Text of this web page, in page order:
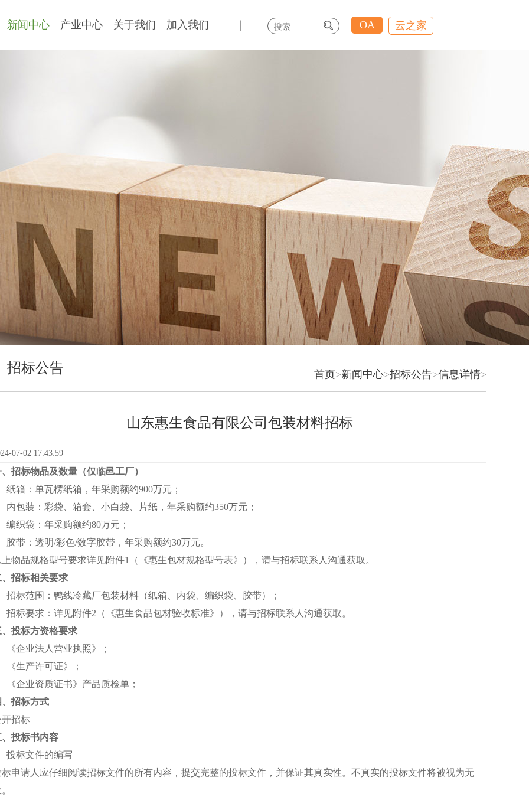
新闻中心 产业中心 关于我们 加入我们 OA 云之家
招标公告 首页>新闻中心>招标公告>信息详情>
山东惠生食品有限公司包装材料招标
07-02 17:43:59
招标物品及数量（仅临邑工厂）
纸箱：单瓦楞纸箱，年采购额约900万元；
内包装：彩袋、箱套、小白袋、片纸，年采购额约350万元；
编织袋：年采购额约80万元；
胶带：透明/彩色/数字胶带，年采购额约30万元。
物品规格型号要求详见附件1（《惠生包材规格型号表》），请与招标联系人沟通获取。
、招标相关要求
招标范围：鸭线冷藏厂包装材料（纸箱、内袋、编织袋、胶带）；
招标要求：详见附件2（《惠生食品包材验收标准》），请与招标联系人沟通获取。
、投标方资格要求
《企业法人营业执照》；
《生产许可证》；
《企业资质证书》产品质检单；
、招标方式
开招标
、投标书内容
投标文件的编写
标申请人应仔细阅读招标文件的所有内容，提交完整的投标文件，并保证其真实性。不真实的投标文件将被视为无